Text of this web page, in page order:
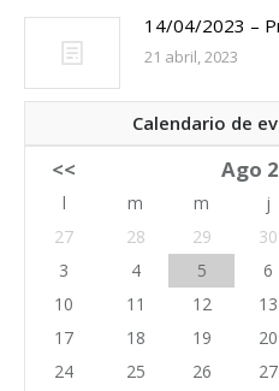
14/04/2023 –
21 abril, 2023
Calendario de
<< Ago
l m m j
27
28 29 30
3
4 5 6
10
11 12 13
17
18 19 20
24
25 26 27